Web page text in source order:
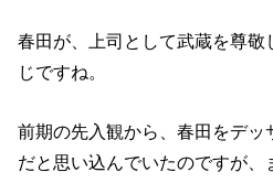
春田が、上司として武蔵を尊敬
じですね。
前期の先入観から、春田をデ
だと思い込んでいたのですが、